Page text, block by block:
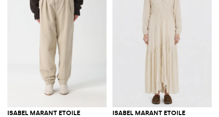
ISABEL MARANT ETOILE ISABEL MARANT ETOILE